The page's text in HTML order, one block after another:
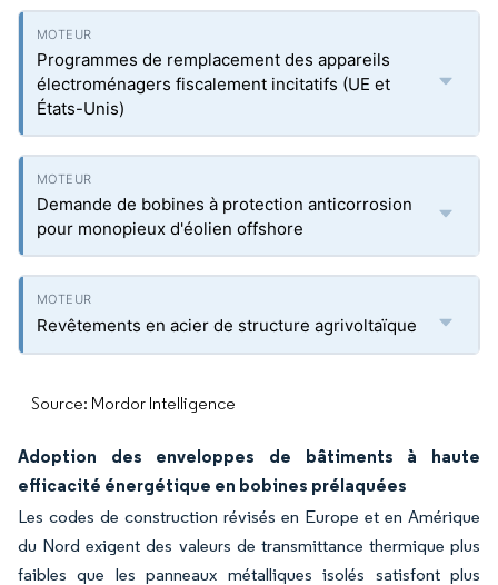
Programmes de remplacement des appareils
électroménagers fiscalement incitatifs (UE et
États-Unis)
Demande de bobines à protection anticorrosion
pour monopieux d'éolien offshore
Revêtements en acier de structure agrivoltaïque
Source: Mordor Intelligence
Adoption des enveloppes de bâtiments à haute
efficacité énergétique en bobines prélaquées
Les codes de construction révisés en Europe et en Amérique
du Nord exigent des valeurs de transmittance thermique plus
faibles que les panneaux métalliques isolés satisfont plus